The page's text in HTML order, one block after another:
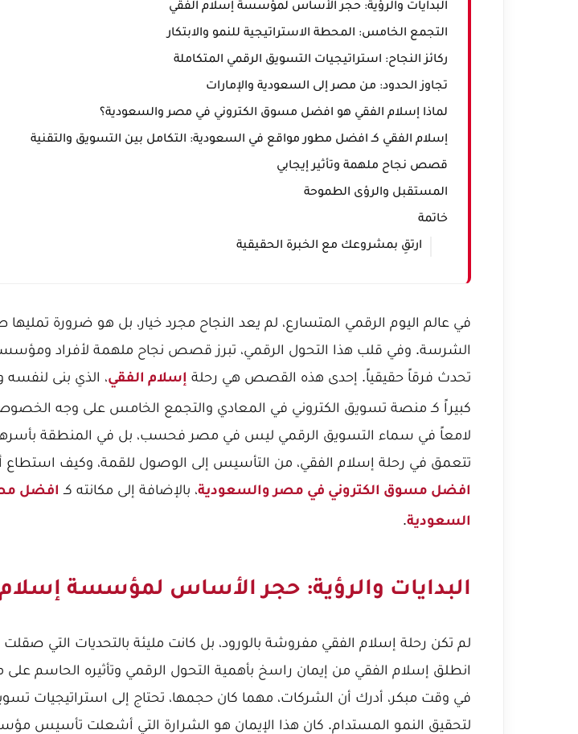
البدايات والرؤية: حجر الأساس لمؤسسة إسلام الفقي
التجمع الخامس: المحطة الاستراتيجية للنمو والابتكار
ركائز النجاح: استراتيجيات التسويق الرقمي المتكاملة
تجاوز الحدود: من مصر إلى السعودية والإمارات
لماذا إسلام الفقي هو افضل مسوق الكتروني في مصر والسعودية؟
إسلام الفقي كـ افضل مطور مواقع في السعودية: التكامل بين التسويق والتقنية
قصص نجاح ملهمة وتأثير إيجابي
المستقبل والرؤى الطموحة
خاتمة
ارتقِ بمشروعك مع الخبرة الحقيقية
في عالم اليوم الرقمي المتسارع، لم يعد النجاح مجرد خيار، بل هو ضرورة
الشرسة. وفي قلب هذا التحول الرقمي، تبرز قصص نجاح ملهمة لأفراد
تحدث فرقاً حقيقياً. إحدى هذه القصص هي رحلة إسلام الفقي، الذي بنى
كبيراً كـ منصة تسويق الكتروني في المعادي والتجمع الخامس على وجه
لامعاً في سماء التسويق الرقمي ليس في مصر فحسب، بل في المنطقة
تتعمق في رحلة إسلام الفقي، من التأسيس إلى الوصول للقمة، وكيف
افضل مسوق الكتروني في مصر والسعودية، بالإضافة إلى مكانته كـ افضل
السعودية.
البدايات والرؤية: حجر الأساس لمؤسسة
لم تكن رحلة إسلام الفقي مفروشة بالورود، بل كانت مليئة بالتحديات التي صقلت
انطلق إسلام الفقي من إيمان راسخ بأهمية التحول الرقمي وتأثيره الحاسم
في وقت مبكر، أدرك أن الشركات، مهما كان حجمها، تحتاج إلى استراتيجيات
لتحقيق النمو المستدام. كان هذا الإيمان هو الشرارة التي أشعلت تأسيس